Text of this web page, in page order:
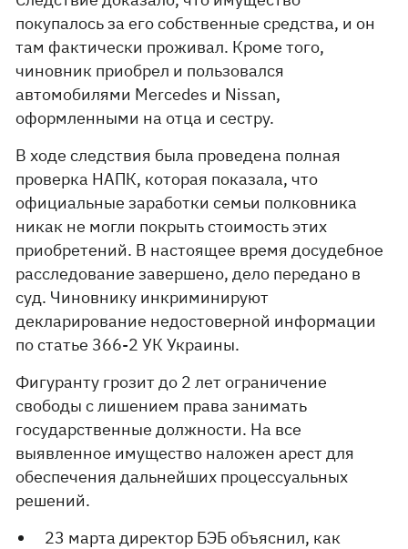
покупалось за его собственные средства, и он
там фактически проживал. Кроме того,
чиновник приобрел и пользовался
автомобилями Mercedes и Nissan,
оформленными на отца и сестру.
В ходе следствия была проведена полная
проверка НАПК, которая показала, что
официальные заработки семьи полковника
никак не могли покрыть стоимость этих
приобретений. В настоящее время досудебное
расследование завершено, дело передано в
суд. Чиновнику инкриминируют
декларирование недостоверной информации
по статье 366-2 УК Украины.
Фигуранту грозит до 2 лет ограничение
свободы с лишением права занимать
государственные должности. На все
выявленное имущество наложен арест для
обеспечения дальнейших процессуальных
решений.
23 марта директор БЭБ объяснил, как